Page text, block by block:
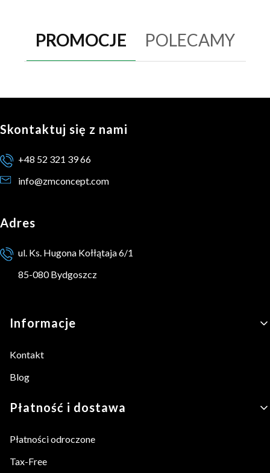
PROMOCJE POLECAMY
Skontaktuj się z nami
+48 52 321 39 66
info@zmconcept.com
Adres
ul. Ks. Hugona Kołłątaja 6/1
85-080 Bydgoszcz
Linki w stopce
Informacje
Kontakt
Blog
Płatność i dostawa
Płatności odroczone
Tax-Free